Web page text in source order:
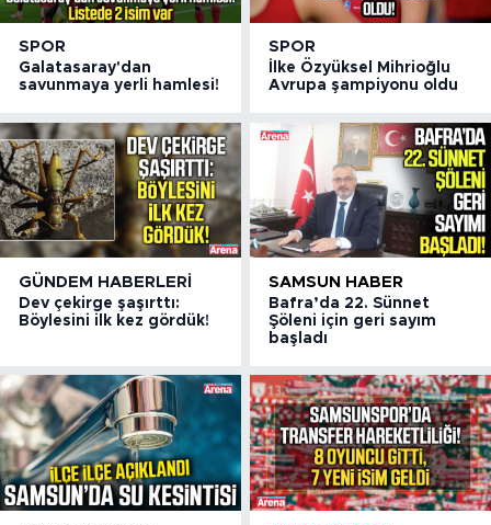
SPOR
Galatasaray'dan
savunmaya yerli hamlesi!
SPOR
İlke Özyüksel Mihrioğlu
Avrupa şampiyonu oldu
GÜNDEM HABERLERI
Dev çekirge şaşırttı:
Böylesini ilk kez gördük!
SAMSUN HABER
Bafra’da 22. Sünnet
Şöleni için geri sayım
başladı